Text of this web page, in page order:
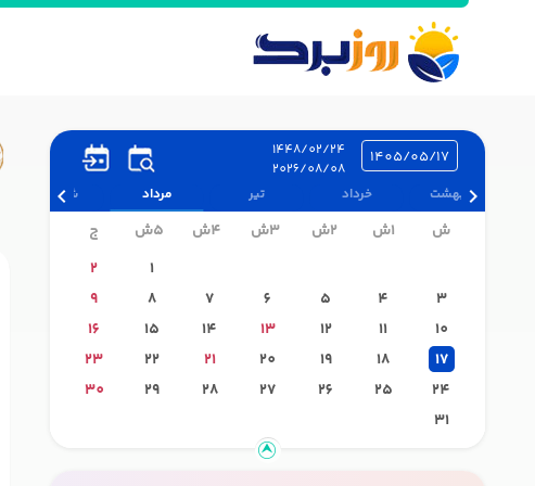
1405/05/17
1448/02/24
2026/08/08
اردیبهشت خرداد تیر مرداد شهریور
ش 1ش 2ش 3ش 4ش 5ش
ج
1
2
3
4
5
6
7
8
9
10
11
12
13
14
15
16
17
18
19
20
21
22
23
24
25
26
27
28
29
30
31